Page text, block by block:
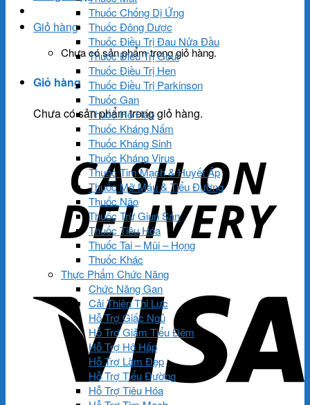
Giỏ hàng
Chưa có sản phẩm trong giỏ hàng.
Giỏ hàng
Chưa có sản phẩm trong giỏ hàng.
Thuốc Chống Dị Ứng
Thuốc Đông Dược
Thuốc Điều Trị Đau Nửa Đầu
Thuốc Điều Trị Gout
Thuốc Điều Trị Hen
Thuốc Điều Trị Parkinson
Thuốc Gan
Thuốc Hô Hấp
Thuốc Kháng Nấm
Thuốc Kháng Sinh
Thuốc Kháng Virus
Thuốc Tim Mạch & Huyết Áp
Thuốc Mỡ Máu & Tiểu Đường
Thuốc Não
Thuốc Trừ Giun Sán
Thuốc Tiêu Hóa
Thuốc Tai – Mũi – Họng
Thuốc Khác
Thực Phẩm Chức Năng
Chức Năng Gan
Cải Thiện Thị Lực
Hỗ Trợ Giấc Ngủ
Hỗ Trợ Giảm Tiểu Đêm
Hỗ Trợ Hô Hấp
Hỗ Trợ Làm Đẹp
Hỗ Trợ Tiểu Đường
Hỗ Trợ Tiêu Hóa